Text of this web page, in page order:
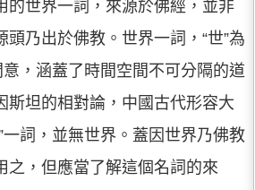
的世界一詞，來源於佛經，並非
乃出於佛教。世界一詞，“世”為
意，涵蓋了時間空間不可分隔的道
斯坦的相對論，中國古代形容大
一詞，並無世界。蓋因世界乃佛教
之，但應當了解這個名詞的來